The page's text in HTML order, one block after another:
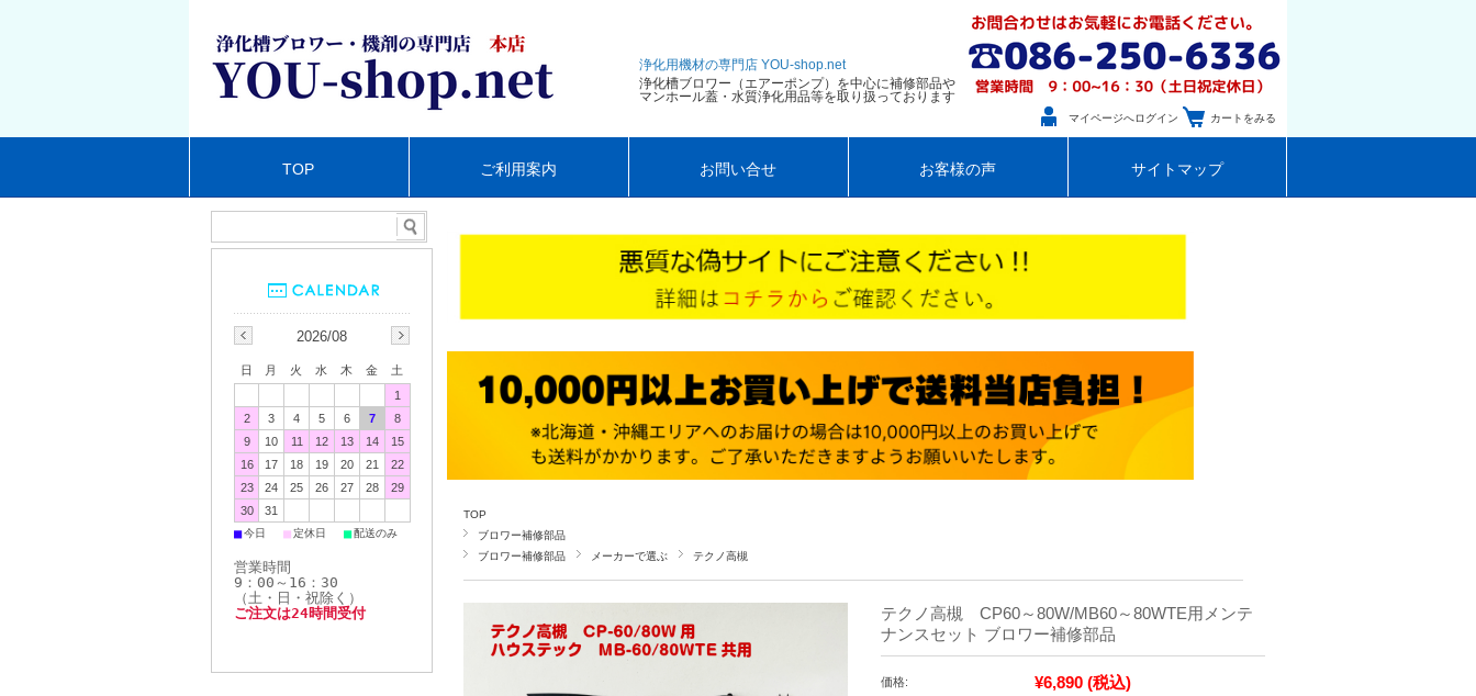
浄化用機材の専門店 YOU-shop.net
浄化槽ブロワー（エアーポンプ）を中心に補修部品や
マンホール蓋・水質浄化用品等を取り扱っております
マイページへログイン カートをみる
TOP ご利用案内 お問い合せ お客様の声 サイトマップ
TOP
ブロワー補修部品
ブロワー補修部品
メーカーで選ぶ テクノ高槻
テクノ高槻 CP60～80W/MB60～80WTE用メンテ
ナンスセット ブロワー補修部品
価格: ¥6,890 (税込)
2026/08
日 月 火 水 木 金
土
1
2
3 4 5 6 7
8
9
10 11 12 13 14
15
16
17 18 19 20 21
22
23
24 25 26 27 28
29
30
31
■今日 ■定休日 ■配送のみ
営業時間
9：00～16：30
（土・日・祝除く）
ご注文は24時間受付